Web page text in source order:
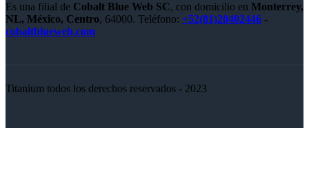
Es una filial de Cobalt Blue Web SC, con domicilio en Monterrey,
NL, México, Centro, 64000. Teléfono: +52(81)20402446 -
cobaltblueweb.com
Titanium todos los derechos reservados - 2023